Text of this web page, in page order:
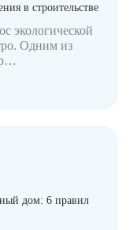
в строительстве
экологической
Одним из
дом: 6 правил